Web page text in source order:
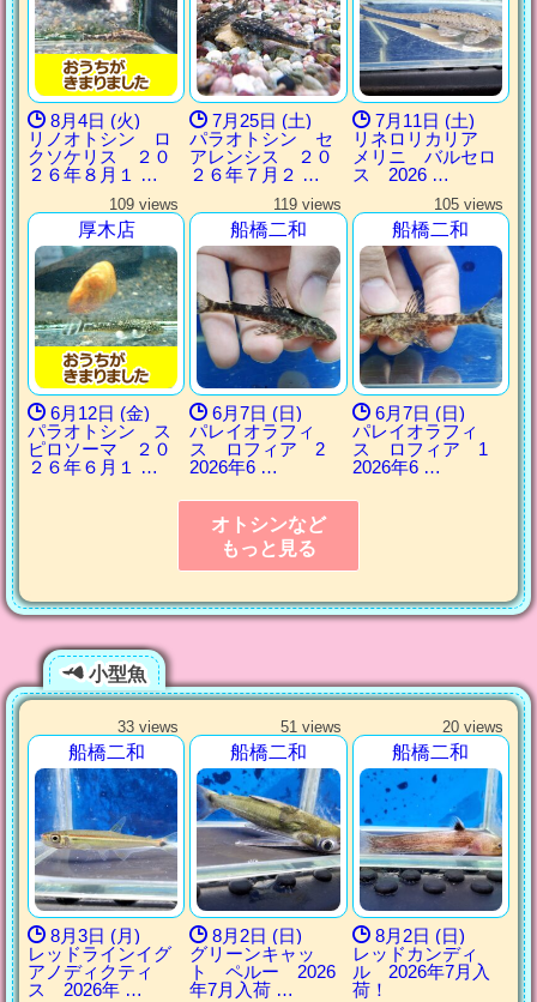
8月4日 (火)
リノオトシン ロ
クソケリス ２０
２６年８月１ …
7月25日 (土)
パラオトシン セ
アレンシス ２０
２６年７月２ …
7月11日 (土)
リネロリカリア
メリニ バルセロ
ス 2026 …
109 views
厚木店
6月12日 (金)
パラオトシン ス
ピロソーマ ２０
２６年６月１ …
119 views
船橋二和
6月7日 (日)
パレイオラフィ
ス ロフィア 2
2026年6 …
105 views
船橋二和
6月7日 (日)
パレイオラフィ
ス ロフィア 1
2026年6 …
オトシンなど
もっと見る
小型魚
33 views
船橋二和
8月3日 (月)
レッドラインイグ
アノディクティ
ス 2026年 …
51 views
船橋二和
8月2日 (日)
グリーンキャッ
ト ペルー 2026
年7月入荷 …
20 views
船橋二和
8月2日 (日)
レッドカンディ
ル 2026年7月入
荷！